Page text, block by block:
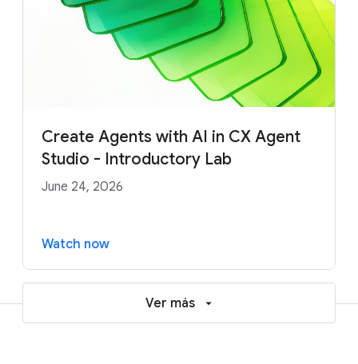
Create Agents with AI in CX Agent
Studio - Introductory Lab
June 24, 2026
Watch now
Ver más